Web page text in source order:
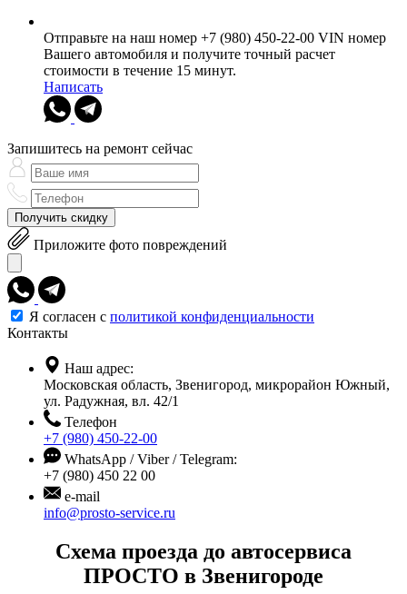
Отправьте на наш номер +7 (980) 450-22-00 VIN номер
Вашего автомобиля и получите точный расчет
стоимости в течение 15 минут.
Написать
Запишитесь на ремонт сейчас
Получить скидку
Приложите фото повреждений
Я согласен с политикой конфиденциальности
Контакты
Наш адрес:
Московская область, Звенигород, микрорайон Южный,
ул. Радужная, вл. 42/1
Телефон
+7 (980) 450-22-00
WhatsApp / Viber / Telegram:
+7 (980) 450 22 00
e-mail
info@prosto-service.ru
Схема проезда до автосервиса
ПРОСТО в Звенигороде